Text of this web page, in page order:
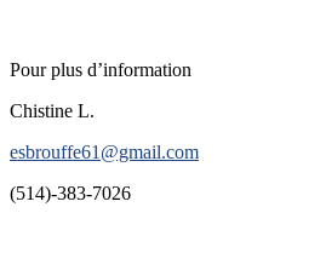
Pour plus d’information
Chistine L.
esbrouffe61@gmail.com
(514)-383-7026